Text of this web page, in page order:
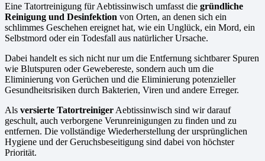
Eine Tatortreinigung für Aebtissinwisch umfasst die gründliche
Reinigung und Desinfektion von Orten, an denen sich ein
schlimmes Geschehen ereignet hat, wie ein Unglück, ein Mord, ein
Selbstmord oder ein Todesfall aus natürlicher Ursache.
Dabei handelt es sich nicht nur um die Entfernung sichtbarer Spuren
wie Blutspuren oder Gewebereste, sondern auch um die
Eliminierung von Gerüchen und die Eliminierung potenzieller
Gesundheitsrisiken durch Bakterien, Viren und andere Erreger.
Als versierte Tatortreiniger Aebtissinwisch sind wir darauf
geschult, auch verborgene Verunreinigungen zu finden und zu
entfernen. Die vollständige Wiederherstellung der ursprünglichen
Hygiene und der Geruchsbeseitigung sind dabei von höchster
Priorität.